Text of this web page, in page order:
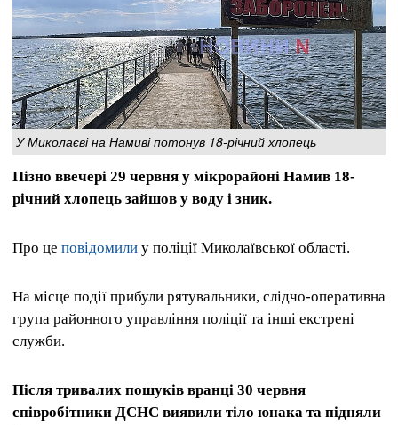
У Миколаєві на Намиві потонув 18-річний хлопець
Пізно ввечері 29 червня у мікрорайоні Намив 18-
річний хлопець зайшов у воду і зник.
Про це повідомили у поліції Миколаївської області.
На місце події прибули рятувальники, слідчо-оперативна
група районного управління поліції та інші екстрені
служби.
Після тривалих пошуків вранці 30 червня
співробітники ДСНС виявили тіло юнака та підняли